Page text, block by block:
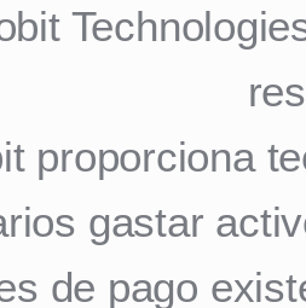
proporciona
gastar
de pago